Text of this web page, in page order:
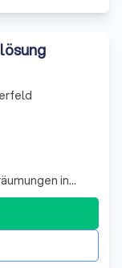
in
dynamisches
der
und
Mit einem